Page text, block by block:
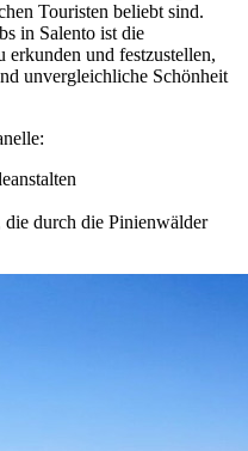
Touristen beliebt sind.
in Salento ist die
erkunden und festzustellen,
unvergleichliche Schönheit
durch die Pinienwälder